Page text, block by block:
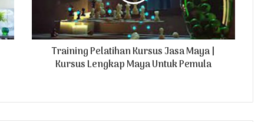
Training Pelatihan Kursus Jasa Maya |
Kursus Lengkap Maya Untuk Pemula